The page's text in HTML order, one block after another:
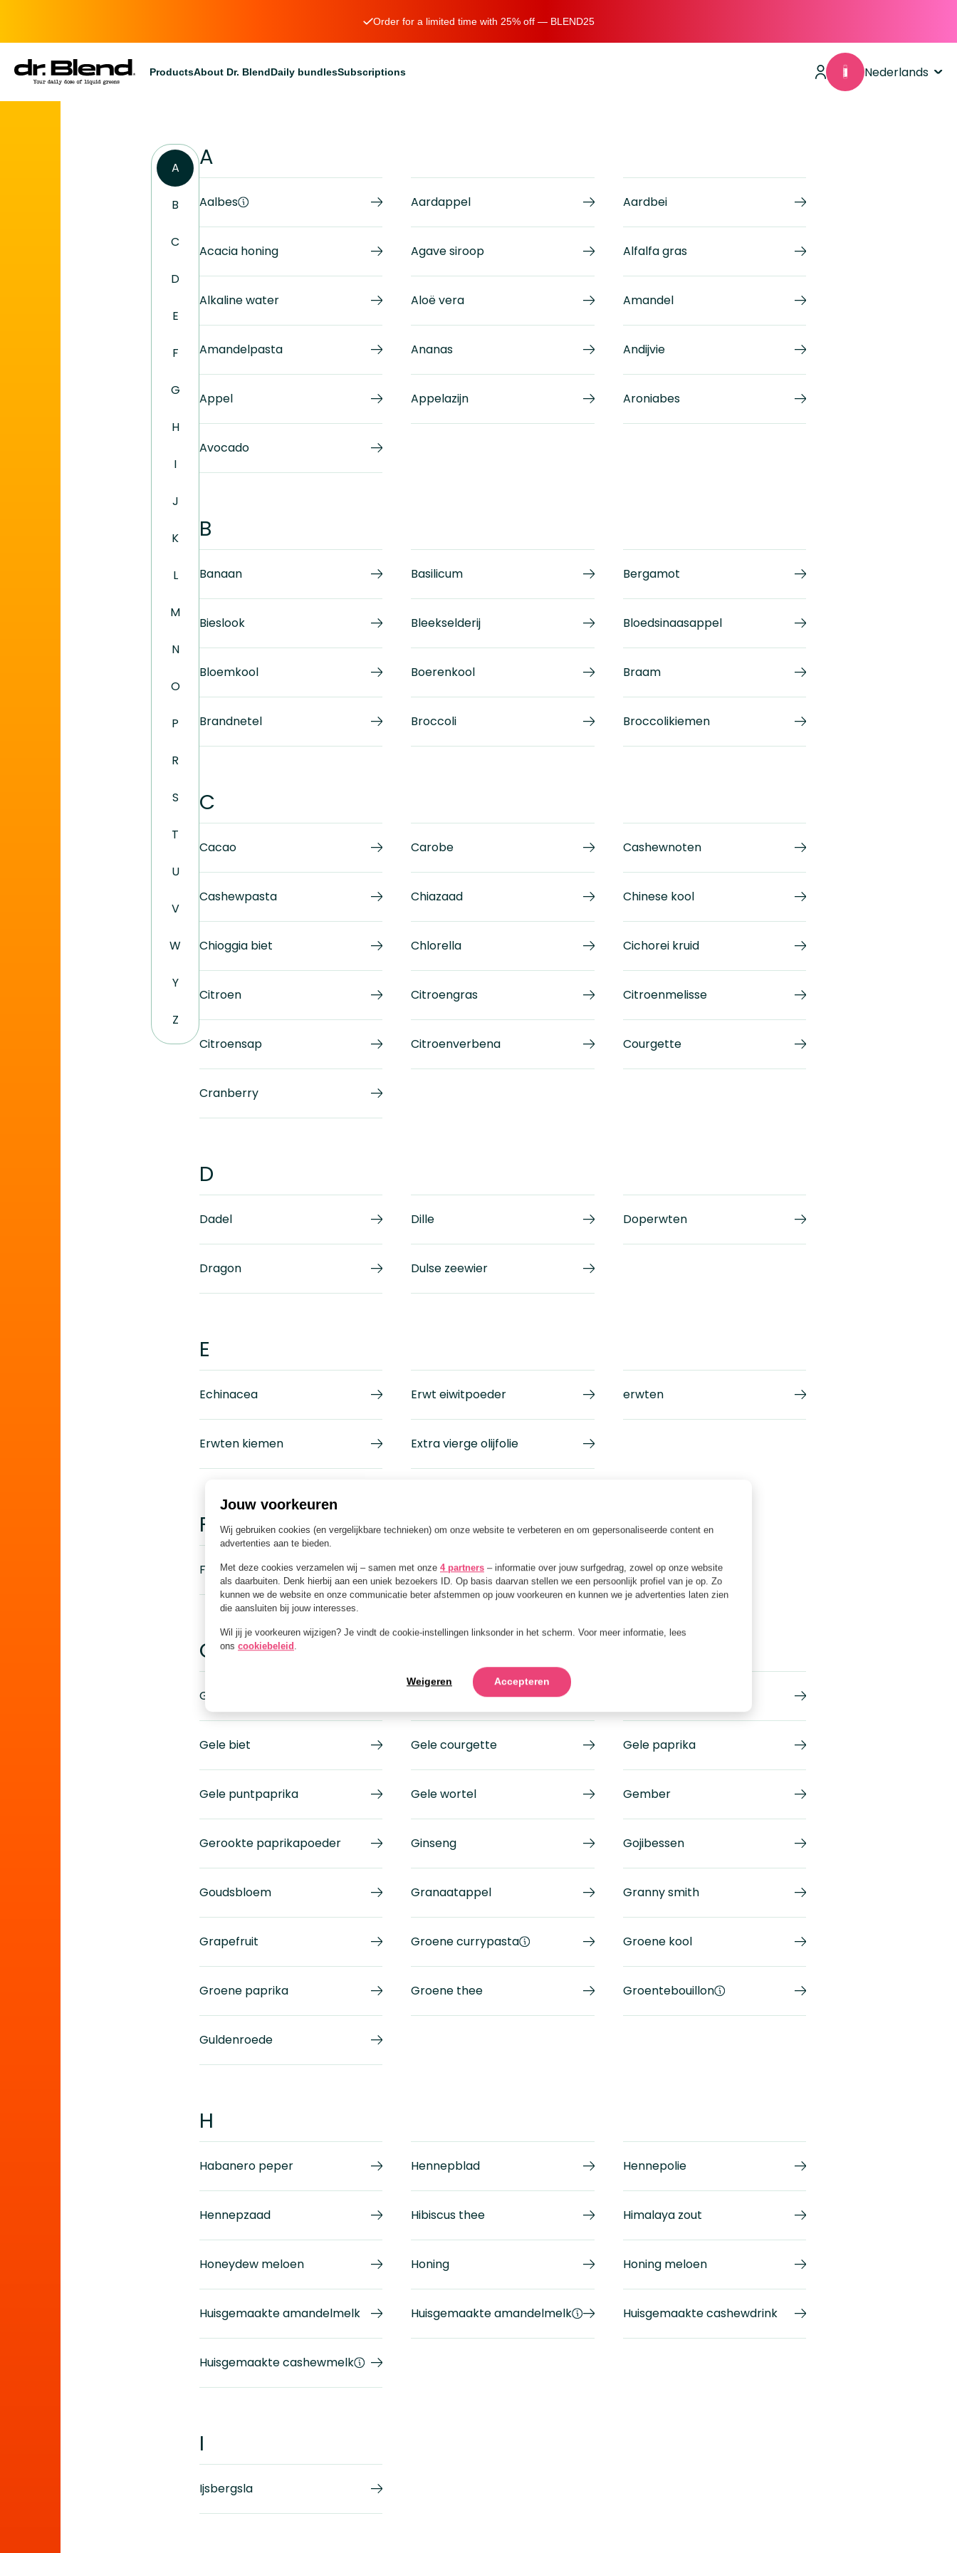
Jouw voorkeuren
Wij gebruiken cookies (en vergelijkbare technieken) om onze website te verbeteren en om gepersonaliseerde content en
advertenties aan te bieden.
Met deze cookies verzamelen wij – samen met onze 4 partners – informatie over jouw surfgedrag, zowel op onze website
als daarbuiten. Denk hierbij aan een uniek bezoekers ID. Op basis daarvan stellen we een persoonlijk profiel van je op. Zo
kunnen we de website en onze communicatie beter afstemmen op jouw voorkeuren en kunnen we je advertenties laten zien
die aansluiten bij jouw interesses.
Wil jij je voorkeuren wijzigen? Je vindt de cookie-instellingen linksonder in het scherm. Voor meer informatie, lees
ons cookiebeleid
Weigeren Accepteren
Order for a limited time with 25% off — BLEND25
ProductsAbout Dr. BlendDaily bundlesSubscriptions Nederlands
A
Aalbes Aardappel Aardbei
Acacia honing Agave siroop Alfalfa gras
Alkaline water Aloë vera Amandel
Amandelpasta Ananas Andijvie
Appel Appelazijn Aroniabes
Avocado
B
Banaan Basilicum Bergamot
Bieslook Bleekselderij Bloedsinaasappel
Bloemkool Boerenkool Braam
Brandnetel Broccoli Broccolikiemen
C
Cacao Carobe Cashewnoten
Cashewpasta Chiazaad Chinese kool
Chioggia biet Chlorella Cichorei kruid
Citroen Citroengras Citroenmelisse
Citroensap Citroenverbena Courgette
Cranberry
D
Dadel Dille Doperwten
Dragon Dulse zeewier
E
Echinacea Erwt eiwitpoeder erwten
Erwten kiemen Extra vierge olijfolie
F
Flespompoen Framboos
G
Galia Meloen Garam masala
Gele biet Gele courgette Gele paprika
Gele puntpaprika Gele wortel Gember
Gerookte paprikapoeder Ginseng Gojibessen
Goudsbloem Granaatappel Granny smith
Grapefruit Groene currypasta Groene kool
Groene paprika Groene thee Groentebouillon
Guldenroede
H
Habanero peper Hennepblad Hennepolie
Hennepzaad Hibiscus thee Himalaya zout
Honeydew meloen Honing Honing meloen
Huisgemaakte amandelmelk Huisgemaakte amandelmelk Huisgemaakte cashewdrink
Huisgemaakte cashewmelk
I
Ijsbergsla
A
B
C
D
E
F
G
H
I
J
K
L
M
N
O
P
R
S
T
U
V
W
Y
Z